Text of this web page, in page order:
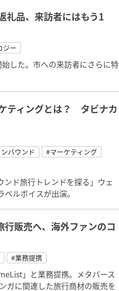
礼品、来訪者にはもう1
ジー
した。市への来訪者にさらに特
ティングとは？ タビナカ
バウンド
#マーケティング
ド旅行トレンドを探る」ウェ
ルボイスが出演。
販売へ、海外ファンのコ
#業務提携
」と業務提携。メタバース
ガに関連した旅行商材の販売を